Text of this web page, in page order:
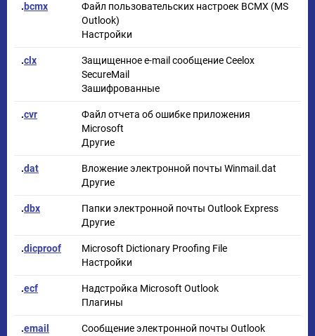
.bcmx
Файл пользовательских настроек BCMX (MS
Outlook)
Настройки
.clx
Защищенное e-mail сообщение Ceelox
SecureMail
Зашифрованные
.cvr
Файл отчета об ошибке приложения
Microsoft
Другие
.dat
Вложение электронной почты Winmail.dat
Другие
.dbx
Папки электронной почты Outlook Express
Другие
.dicproof
Microsoft Dictionary Proofing File
Настройки
.ecf
Надстройка Microsoft Outlook
Плагины
.email
Сообщение электронной почты Outlook